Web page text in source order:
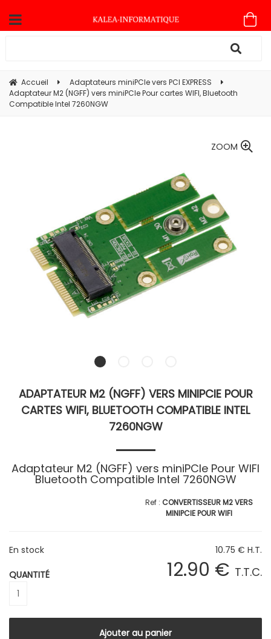
Accueil
Adaptateurs miniPCIe vers PCI EXPRESS
Adaptateur M2 (NGFF) vers miniPCIe Pour cartes WIFI, Bluetooth
Compatible Intel 7260NGW
ZOOM
ADAPTATEUR M2 (NGFF) VERS MINIPCIE POUR
CARTES WIFI, BLUETOOTH COMPATIBLE INTEL
7260NGW
Adaptateur M2 (NGFF) vers miniPCIe Pour WIFI
Bluetooth Compatible Intel 7260NGW
CONVERTISSEUR M2 VERS
MINIPCIE POUR WIFI
10.75 € H.T.
12.90 € T.T.C.
En stock
QUANTITÉ